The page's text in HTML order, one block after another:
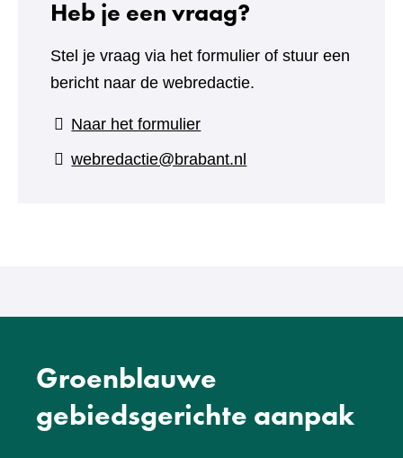
Heb je een vraag?
Stel je vraag via het formulier of stuur een
bericht naar de webredactie.
Naar het formulier(verwijst
naar
webredactie@brabant.nl
Groenblauwe
gebiedsgerichte aanpak